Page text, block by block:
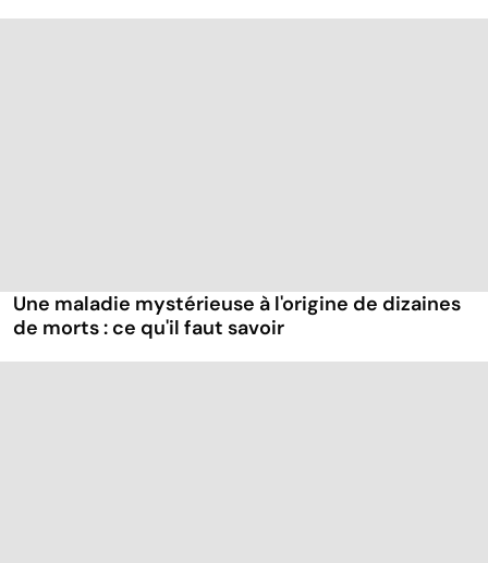
Une maladie mystérieuse à l'origine de dizaines
de morts : ce qu'il faut savoir